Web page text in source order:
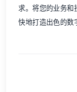
求。将您的业务和
快地打造出色的数